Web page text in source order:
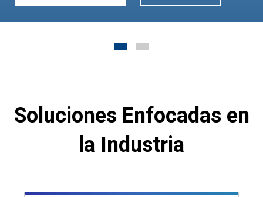
Soluciones Enfocadas en
la Industria